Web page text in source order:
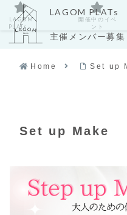
LAGOM PLATs
主催メンバー募集
Home Set up
Set up Make
LAGOM
PLATs
開催中のイベ
ント